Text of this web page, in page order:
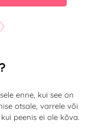
›
enne, kui see on
otsale, varrele või
peenis ei ole kõva.